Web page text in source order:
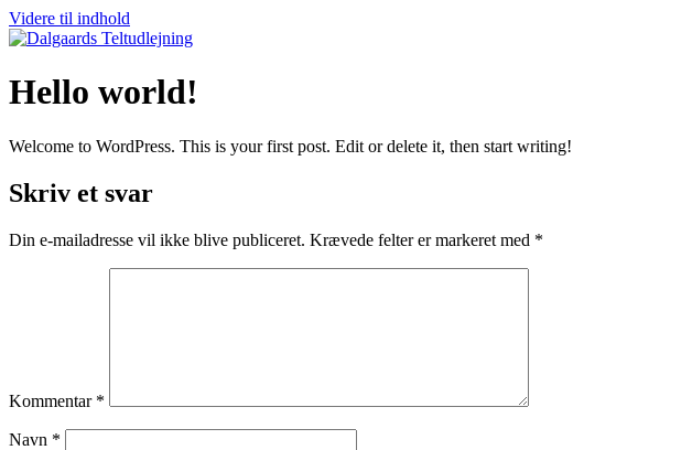
Videre til indhold
Hello world!
Welcome to WordPress. This is your first post. Edit or delete it, then start writing!
Skriv et svar
Din e-mailadresse vil ikke blive publiceret. Krævede felter er markeret med *
Kommentar *
Navn *